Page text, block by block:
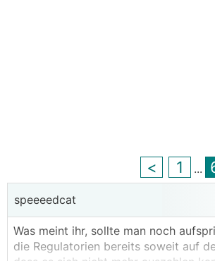
< 1 ...
speeeedcat
Was meint ihr, sollte man noch
die Regulatorien bereits soweit auf